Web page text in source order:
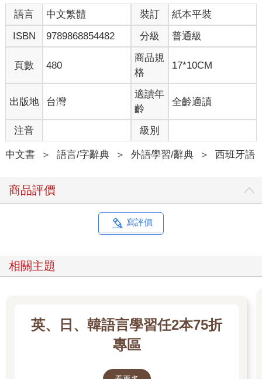
語言 中文繁體 裝訂
紙本平裝
ISBN
9789868854482 分級 普通級
頁數 480
商品規
格
17*10CM
出版地 台灣
適讀年
齡
全齡適讀
注音 級別
中文書 ＞ 語言/字辭典 ＞ 外語學習/辭典 ＞ 西班牙語
商品評價
寫評價
相關主題
英、日、韓語言學習任2本75折
專區